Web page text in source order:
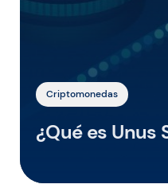
Criptomonedas
¿Qué es Unus